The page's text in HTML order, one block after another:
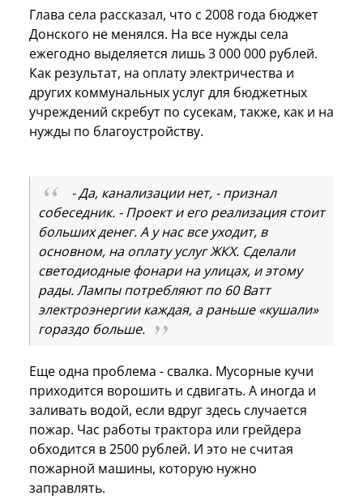
Глава села рассказал, что с 2008 года бюджет
Донского не менялся. На все нужды села
ежегодно выделяется лишь 3 000 000 рублей.
Как результат, на оплату электричества и
других коммунальных услуг для бюджетных
учреждений скребут по сусекам, также, как и на
нужды по благоустройству.
- Да, канализации нет, - признал
собеседник. - Проект и его реализация стоит
больших денег. А у нас все уходит, в
основном, на оплату услуг ЖКХ. Сделали
светодиодные фонари на улицах, и этому
рады. Лампы потребляют по 60 Ватт
электроэнергии каждая, а раньше «кушали»
гораздо больше.
Еще одна проблема - свалка. Мусорные кучи
приходится ворошить и сдвигать. А иногда и
заливать водой, если вдруг здесь случается
пожар. Час работы трактора или грейдера
обходится в 2500 рублей. И это не считая
пожарной машины, которую нужно
заправлять.